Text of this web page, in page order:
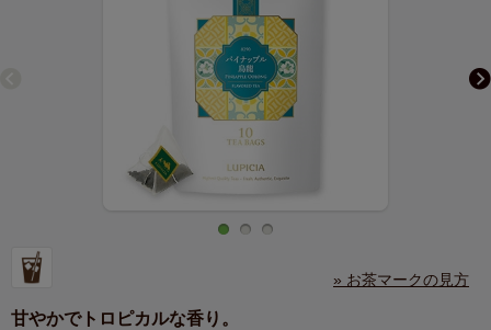
» お茶マークの見方
甘やかでトロピカルな香り。